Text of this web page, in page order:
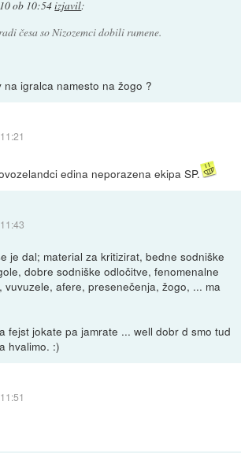
ob 10:54izjavil:
česa so Nizozemci dobili rumene.
igralca namesto na žogo ?
edina neporazena ekipa SP.
je dal; material za kritizirat, bedne sodniške
dobre sodniške odločitve, fenomenalne
vuvuzele, afere, presenečenja, žogo, ... ma
fejst jokate pa jamrate ... well dobr d smo tud
hvalimo. :)